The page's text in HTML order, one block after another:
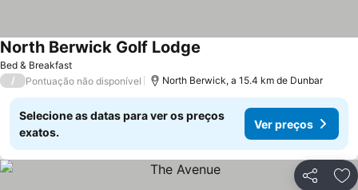
Bed & Breakfast
North Berwick Golf Lodge
/ Pontuação não disponível North Berwick, a 15.4 km de Dunbar
Selecione as datas para ver os preços
exatos.
Ver preços
Partilhar